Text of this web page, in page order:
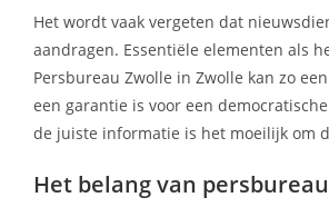
Het wordt vaak vergeten dat
aandragen. Essentiële elementen als
Persbureau Zwolle in Zwolle kan zo
een garantie is voor een
de juiste informatie is het moeilijk om
Het belang van